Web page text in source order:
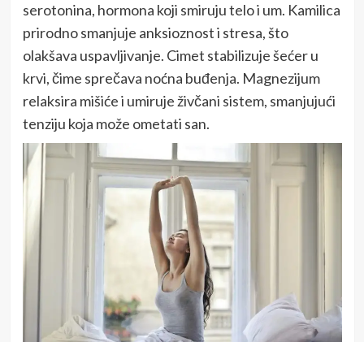
serotonina, hormona koji smiruju telo i um. Kamilica
prirodno smanjuje anksioznost i stresa, što
olakšava uspavljivanje. Cimet stabilizuje šećer u
krvi, čime sprečava noćna buđenja. Magnezijum
relaksira mišiće i umiruje živčani sistem, smanjujući
tenziju koja može ometati san.